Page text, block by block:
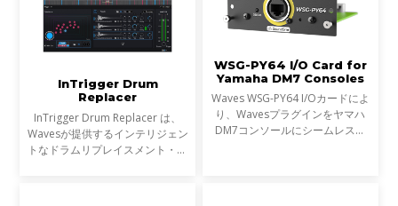
InTrigger Drum
Replacer
InTrigger Drum Replacer は、
Wavesが提供するインテリジェン
トなドラムリプレイスメント・プ
WSG-PY64 I/O Card for
Yamaha DM7 Consoles
Waves WSG-PY64 I/Oカードによ
り、Wavesプラグインをヤマハ
DM7コンソールにシームレスに